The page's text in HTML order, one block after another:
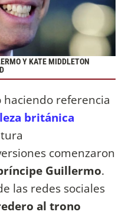
Y KATE MIDDLETON
haciendo referencia
británica
comenzaron
Guillermo.
las redes sociales
al trono